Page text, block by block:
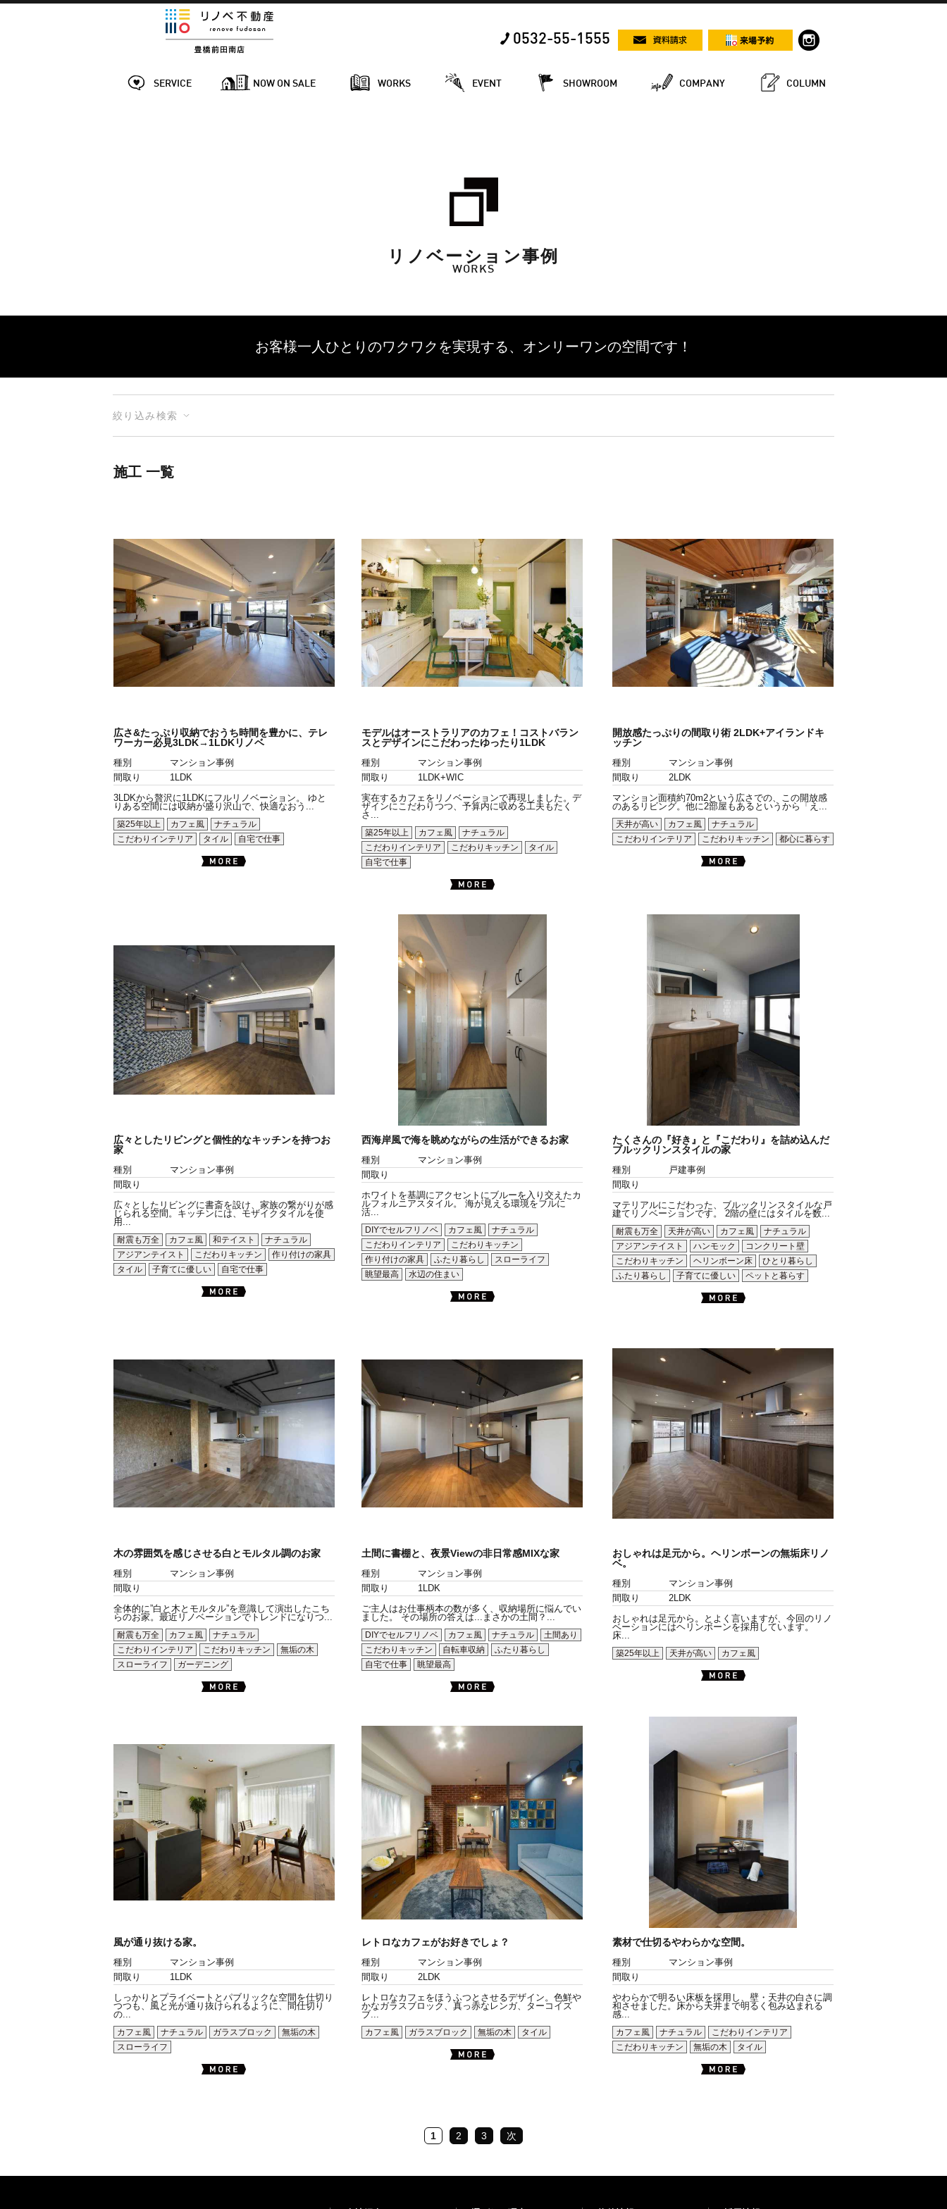
0532-55-1555
SERVICE NOW ON SALE WORKS EVENT SHOWROOM COMPANY COLUMN
リノベーション事例
WORKS
お客様一人ひとりのワクワクを実現する、 オンリーワンの空間です！
絞り込み検索
施工 一覧
広さ&たっぷり収納でおうち時間を豊かに、テレ
ワーカー必見3LDK→1LDKリノベ
種別
マンション事例
間取り
1LDK
3LDKから贅沢に1LDKにフルリノベーション。 ゆと
りある空間には収納が盛り沢山で、快適なおう...
築25年以上
カフェ風
ナチュラル
こだわりインテリア
タイル 自宅で仕事
モデルはオーストラリアのカフェ！コストバラン
スとデザインにこだわったゆったり1LDK
種別
マンション事例
間取り
1LDK+WIC
実在するカフェをリノベーションで再現しました。デ
ザインにこだわりつつ、予算内に収める工夫もたく
さ...
築25年以上
カフェ風
ナチュラル
こだわりインテリア
こだわりキッチン
タイル
自宅で仕事
開放感たっぷりの間取り術 2LDK+アイランドキ
ッチン
種別
マンション事例
間取り
2LDK
マンション面積約70m2という広さでの、この開放感
のあるリビング。他に2部屋もあるというから「え...
天井が高い
カフェ風
ナチュラル
こだわりインテリア
こだわりキッチン 都心に暮らす
広々としたリビングと個性的なキッチンを持つお
家
種別
マンション事例
間取り
広々としたリビングに書斎を設け、家族の繋がりが感
じられる空間。キッチンには、モザイクタイルを使
用...
耐震も万全
カフェ風 和テイスト
ナチュラル
アジアンテイスト
こだわりキッチン
作り付けの家具
タイル
子育てに優しい 自宅で仕事
西海岸風で海を眺めながらの生活ができるお家
種別
マンション事例
間取り
ホワイトを基調にアクセントにブルーを入り交えたカ
ルフォルニアスタイル。 海が見える環境をフルに
活...
DIYでセルフリノベ
カフェ風
ナチュラル
こだわりインテリア
こだわりキッチン
作り付けの家具
ふたり暮らし
スローライフ
眺望最高
水辺の住まい
たくさんの『好き』と『こだわり』を詰め込んだ
ブルックリンスタイルの家
種別
戸建事例
間取り
マテリアルにこだわった、ブルックリンスタイルな戸
建てリノベーションです。 2階の壁にはタイルを数...
耐震も万全
天井が高い カフェ風
ナチュラル
アジアンテイスト
ハンモック
コンクリート壁
こだわりキッチン
ヘリンボーン床
ひとり暮らし
ふたり暮らし
子育てに優しい ペットと暮らす
木の雰囲気を感じさせる白とモルタル調のお家
種別
マンション事例
間取り
全体的に”白と木とモルタル”を意識して演出したこち
らのお家。最近リノベーションでトレンドになりつ...
耐震も万全
カフェ風
ナチュラル
こだわりインテリア
こだわりキッチン
無垢の木
スローライフ
ガーデニング
土間に書棚と、夜景Viewの非日常感MIXな家
種別
マンション事例
間取り
1LDK
ご主人はお仕事柄本の数が多く、収納場所に悩んでい
ました。 その場所の答えは...まさかの土間？...
DIYでセルフリノベ
カフェ風 ナチュラル
土間あり
こだわりキッチン
自転車収納
ふたり暮らし
自宅で仕事
眺望最高
おしゃれは足元から。ヘリンボーンの無垢床リノ
ベ。
種別
マンション事例
間取り
2LDK
おしゃれは足元から。とよく言いますが、今回のリノ
ベーションにはヘリンボーンを採用しています。
床...
築25年以上
天井が高い カフェ風
風が通り抜ける家。
種別
マンション事例
間取り
1LDK
しっかりとプライベートとパブリックな空間を仕切り
つつも、風と光が通り抜けられるように、間仕切り
の...
カフェ風
ナチュラル ガラスブロック
無垢の木
スローライフ
レトロなカフェがお好きでしょ？
種別
マンション事例
間取り
2LDK
レトロなカフェをほうふつとさせるデザイン。色鮮や
かなガラスブロック、真っ赤なレンガ、ターコイズ
ブ...
カフェ風
ガラスブロック 無垢の木 タイル
素材で仕切るやわらかな空間。
種別
マンション事例
間取り
やわらかで明るい床板を採用し、壁・天井の白さに調
和させました。床から天井まで明るく包み込まれる
感...
カフェ風
ナチュラル
こだわりインテリア
こだわりキッチン
無垢の木 タイル
1 2 3 次